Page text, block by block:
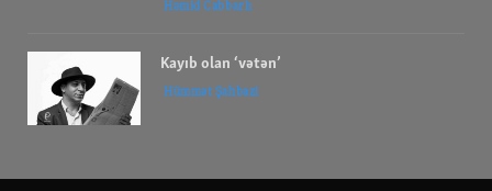
Həmid Cabbarlı
Kayıb olan ‘vətən’
Hümmət Şahbazi